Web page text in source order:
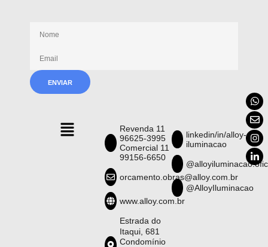
Revenda 11
96625-3995
Comercial 11
99156-6650
orcamento.obras@alloy.com.br
www.alloy.com.br
Estrada do
Itaqui, 681
Condomínio
linkedin/in/alloy-
iluminacao
@AlloyIluminacao